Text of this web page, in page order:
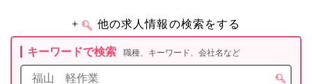
+ 他の求人情報の検索をする
キーワードで検索 職種、キーワード、会社名など